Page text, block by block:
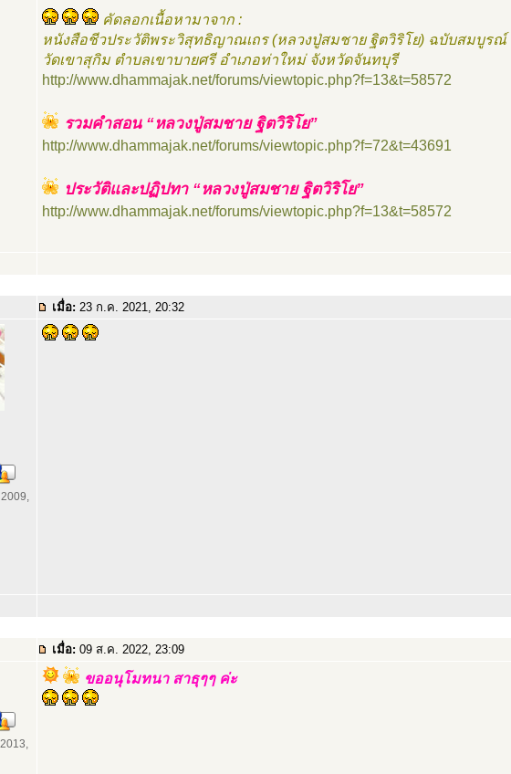
คัดลอกเนื้อหามาจาก :
หนังสือชีวประวัติพระวิสุทธิญาณเถร (หลวงปู่สมชาย ฐิตวิริโย) ฉบับสมบูรณ์
วัดเขาสุกิม ตำบลเขาบายศรี อำเภอท่าใหม่ จังหวัดจันทบุรี
http://www.dhammajak.net/forums/viewtopic.php?f=13&t=58572
รวมคำสอน “หลวงปู่สมชาย ฐิตวิริโย”
http://www.dhammajak.net/forums/viewtopic.php?f=72&t=43691
ประวัติและปฏิปทา “หลวงปู่สมชาย ฐิตวิริโย”
http://www.dhammajak.net/forums/viewtopic.php?f=13&t=58572
เมื่อ: 23 ก.ค. 2021, 20:32
เมื่อ: 09 ส.ค. 2022, 23:09
ขออนุโมทนา สาธุๆๆ ค่ะ